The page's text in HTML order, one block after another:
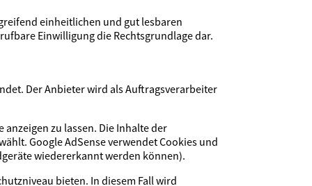
einheitlichen und gut lesbaren
Einwilligung die Rechtsgrundlage dar.
Der Anbieter wird als Auftragsverarbeiter
zu lassen. Die Inhalte der
Google AdSense verwendet Cookies und
wiedererkannt werden können).
bieten. In diesem Fall wird